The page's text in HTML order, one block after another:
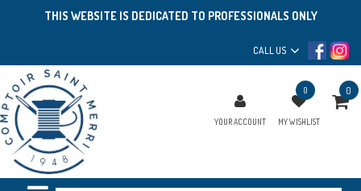
THIS WEBSITE IS DEDICATED TO PROFESSIONALS ONLY
CALL US
YOUR ACCOUNT
0
MY WISHLIST
0